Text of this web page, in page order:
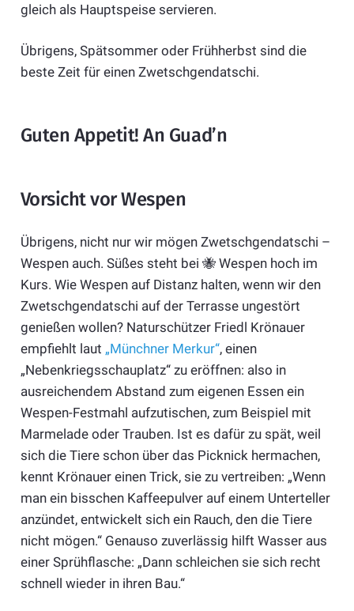
gleich als Hauptspeise servieren.
Übrigens, Spätsommer oder Frühherbst sind die
beste Zeit für einen Zwetschgendatschi.
Guten Appetit! An Guad’n
Vorsicht vor Wespen
Übrigens, nicht nur wir mögen Zwetschgendatschi –
Wespen auch. Süßes steht bei 🐝 Wespen hoch im
Kurs. Wie Wespen auf Distanz halten, wenn wir den
Zwetschgendatschi auf der Terrasse ungestört
genießen wollen? Naturschützer Friedl Krönauer
empfiehlt laut „Münchner Merkur“, einen
„Nebenkriegsschauplatz“ zu eröffnen: also in
ausreichendem Abstand zum eigenen Essen ein
Wespen-Festmahl aufzutischen, zum Beispiel mit
Marmelade oder Trauben. Ist es dafür zu spät, weil
sich die Tiere schon über das Picknick hermachen,
kennt Krönauer einen Trick, sie zu vertreiben: „Wenn
man ein bisschen Kaffeepulver auf einem Unterteller
anzündet, entwickelt sich ein Rauch, den die Tiere
nicht mögen.“ Genauso zuverlässig hilft Wasser aus
einer Sprühflasche: „Dann schleichen sie sich recht
schnell wieder in ihren Bau.“